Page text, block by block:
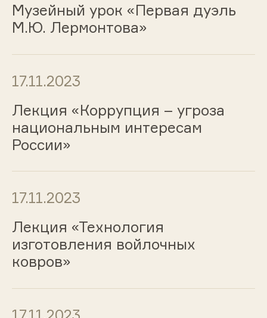
Музейный урок «Первая дуэль
М.Ю. Лермонтова»
17.11.2023
Лекция «Коррупция – угроза
национальным интересам
России»
17.11.2023
Лекция «Технология
изготовления войлочных
ковров»